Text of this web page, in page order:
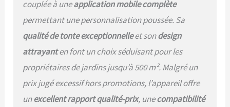
besoin de le déplacer
manuellement sur la
pelouse ! L'algorithme
piloté par IA de YUKA mini
garantit une couverture
précise des coins aux
bords, avec une précision
de coupe à moins de 5 cm*
du mur, garantissant des
bords nets. Module de
couplée à uneapplication mobile complète
permettant une personnalisation poussée. Sa
qualité de tonte exceptionnelleet sondesign
attrayanten font un choix séduisant pour les
propriétaires de jardins jusqu’à 500 m². Malgré un
prix jugé excessif hors promotions, l’appareil offre
unexcellent rapport qualité-prix, unecompatibilité